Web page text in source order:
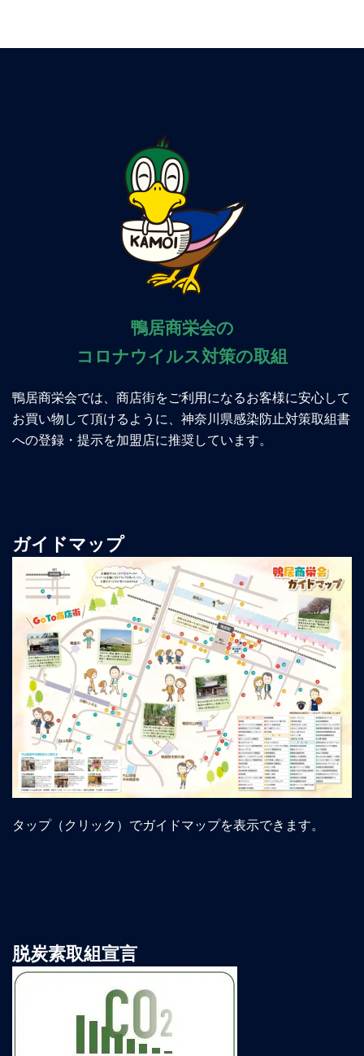
鴨居商栄会の
コロナウイルス対策の取組
鴨居商栄会では、商店街をご利用になるお客様に安心して
お買い物して頂けるように、神奈川県感染防止対策取組書
への登録・提示を加盟店に推奨しています。
ガイドマップ
タップ（クリック）でガイドマップを表示できます。
脱炭素取組宣言